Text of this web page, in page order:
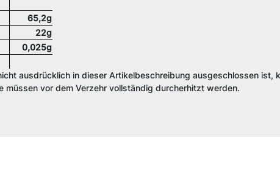
65,2g
22g
0,025g
ausdrücklich in dieser Artikelbeschreibung ausgeschlossen ist,
müssen vor dem Verzehr vollständig durcherhitzt werden.